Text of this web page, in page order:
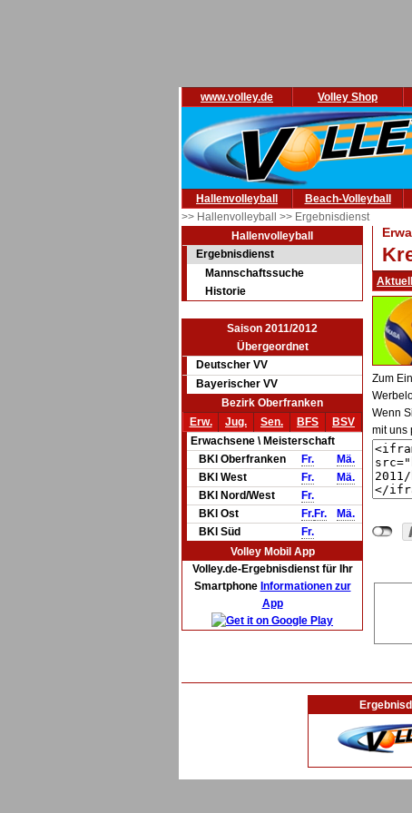
www.volley.de Volley Shop
Hallenvolleyball Beach-Volleyball
>> Hallenvolleyball >> Ergebnisdienst
Hallenvolleyball
Ergebnisdienst
Mannschaftssuche
Historie
Saison 2011/2012
Übergeordnet
Deutscher VV
Bayerischer VV
Bezirk Oberfranken
Erw.
Jug. Sen. BFS
BSV
Erwachsene \ Meisterschaft
BKl Oberfranken
Fr.
Mä.
BKl West
Fr.
Mä.
BKl Nord/West
Fr.
BKl Ost
Fr.Fr.
Mä.
BKl Süd
Fr.
Volley Mobil App
Volley.de-Ergebnisdienst für Ihr
Smartphone Informationen zur
App
Aktuell
Zum
Wenn
mit uns